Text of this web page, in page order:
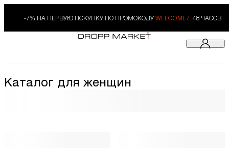
-7% НА ПЕРВУЮ ПОКУПКУ ПО ПРОМОКОДУ WELCOME7. 48 ЧАСОВ
Каталог для женщин